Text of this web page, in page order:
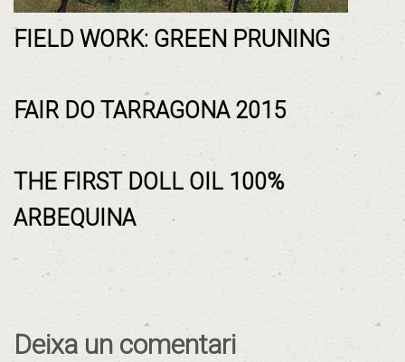
FIELD WORK: GREEN PRUNING
FAIR DO TARRAGONA 2015
THE FIRST DOLL OIL 100%
ARBEQUINA
Deixa un comentari